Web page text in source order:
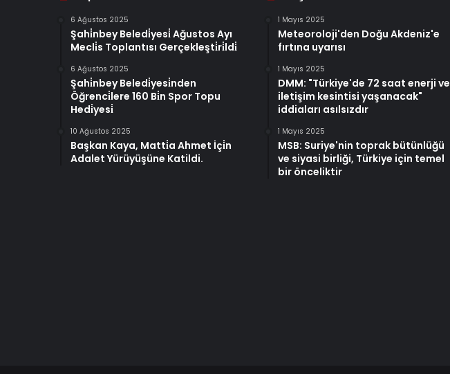
6 Ağustos 2025
Şahi̇nbey Beledi̇yesi̇ Ağustos Ayı
Mecli̇s Toplantısı Gerçekleşti̇ri̇ldi̇
6 Ağustos 2025
Şahi̇nbey Beledi̇yesi̇nden
Öğrenci̇lere 160 Bi̇n Spor Topu
Hedi̇yesi̇
10 Ağustos 2025
Başkan Kaya, Matti̇a Ahmet İçi̇n
Adalet Yürüyüşüne Katildi.
1 Mayıs 2025
Meteoroloji'den Doğu Akdeniz'e
fırtına uyarısı
1 Mayıs 2025
DMM: "Türkiye'de 72 saat enerji ve
iletişim kesintisi yaşanacak"
iddiaları asılsızdır
1 Mayıs 2025
MSB: Suriye'nin toprak bütünlüğü
ve siyasi birliği, Türkiye için temel
bir önceliktir